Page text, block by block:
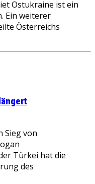
Ostukraine ist ein
Ein weiterer
Österreichs
Sieg von
Türkei hat die
des